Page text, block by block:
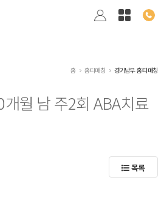
홈 홈티매칭 경기남부 홈티매칭
개월 남 주2회 ABA치료
목록